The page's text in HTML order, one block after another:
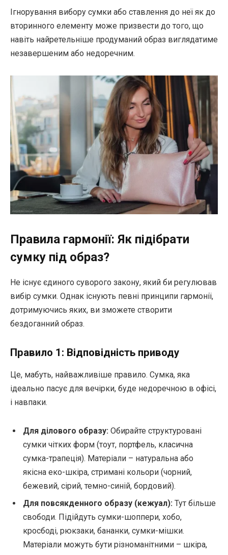
Ігнорування вибору сумки або ставлення до неї як до
вторинного елементу може призвести до того, що
навіть найретельніше продуманий образ виглядатиме
незавершеним або недоречним.
Правила гармонії: Як підібрати
сумку під образ?
Не існує єдиного суворого закону, який би регулював
вибір сумки. Однак існують певні принципи гармонії,
дотримуючись яких, ви зможете створити
бездоганний образ.
Правило 1: Відповідність приводу
Це, мабуть, найважливіше правило. Сумка, яка
ідеально пасує для вечірки, буде недоречною в офісі,
і навпаки.
Для ділового образу: Обирайте структуровані
сумки чітких форм (тоут, портфель, класична
сумка-трапеція). Матеріали – натуральна або
якісна еко-шкіра, стримані кольори (чорний,
бежевий, сірий, темно-синій, бордовий).
Для повсякденного образу (кежуал): Тут більше
свободи. Підійдуть сумки-шоппери, хобо,
кросбоді, рюкзаки, бананки, сумки-мішки.
Матеріали можуть бути різноманітними – шкіра,